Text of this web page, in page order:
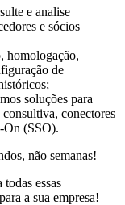
e analise
e sócios
homologação,
de
soluções para
conectores
On (SSO).
não semanas!
todas essas
a sua empresa!